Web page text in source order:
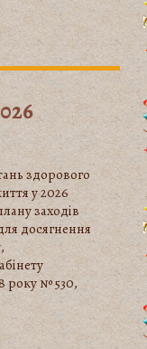
здорового
у 2026
заходів
досягнення
року № 530,